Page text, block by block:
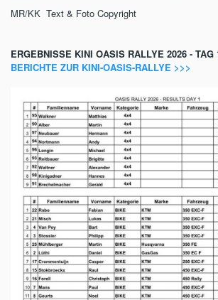
MR/KK Text & Foto Copyright
ERGEBNISSE KINI OASIS RALLYE 2026 -
BERICHTE ZUR KINI-OASIS-RALLYE >>>